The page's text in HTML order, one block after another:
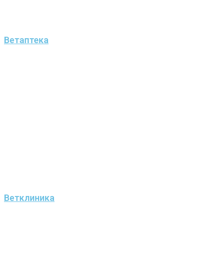
Ветаптека
Ветклиника